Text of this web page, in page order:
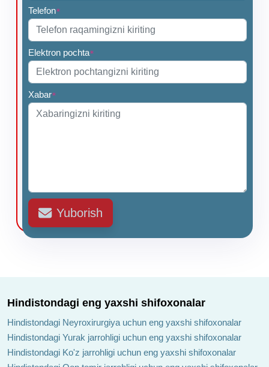
Telefon*
Elektron pochta*
Xabar*
Yuborish
Hindistondagi eng yaxshi shifoxonalar
Hindistondagi Neyroxirurgiya uchun eng yaxshi shifoxonalar
Hindistondagi Yurak jarrohligi uchun eng yaxshi shifoxonalar
Hindistondagi Ko'z jarrohligi uchun eng yaxshi shifoxonalar